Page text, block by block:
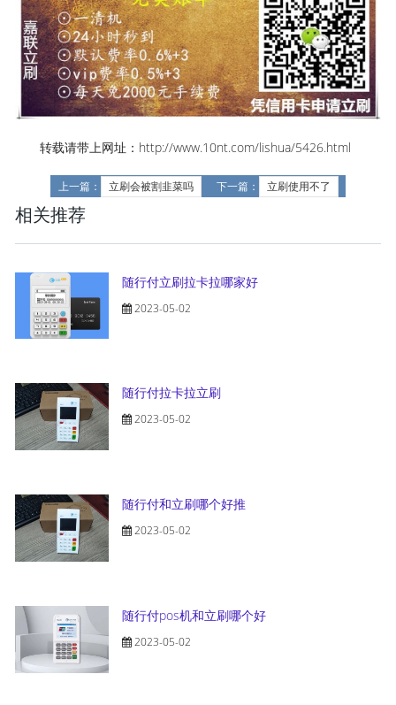
转载请带上网址：http://www.10nt.com/lishua/5426.html
上一篇： 立刷会被割韭菜吗 下一篇： 立刷使用不了
相关推荐
随行付立刷拉卡拉哪家好
2023-05-02
随行付拉卡拉立刷
2023-05-02
随行付和立刷哪个好推
2023-05-02
随行付pos机和立刷哪个好
2023-05-02